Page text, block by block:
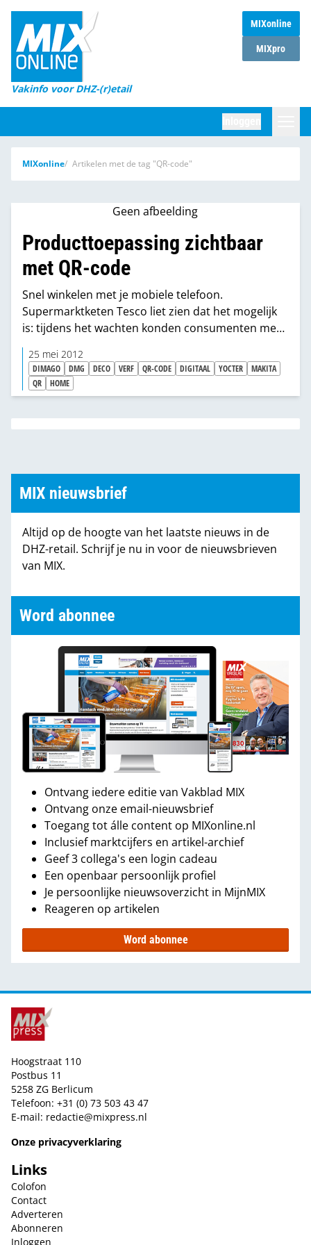
MIXonline
MIXpro
Vakinfo voor DHZ-(r)etail
Home
Magazines
DHZ Sessie
Marktcijfers
Word abonnee
Partners
MIXonline Artikelen met de tag "QR-code"
Geen afbeelding
Producttoepassing zichtbaar
met QR-code
Snel winkelen met je mobiele telefoon.
Supermarktketen Tesco liet zien dat het mogelijk
is: tijdens het wachten konden consumenten met
behulp van hun smartphone in Zuid-Koreaanse
metrostations QR-codes scannen en de
bijbehorende producten aanschaffen. De
winkelketen bezorgde de boodschappen bij hen
25 mei 2012
DIMAGO DMG DECO VERF QR-CODE DIGITAAL YOCTER
MAKITA
QR
HOME
MIX nieuwsbrief
Altijd op de hoogte van het laatste nieuws in de
DHZ-retail. Schrijf je nu in voor de nieuwsbrieven
van MIX.
Word abonnee
Ontvang iedere editie van Vakblad MIX
Ontvang onze email-nieuwsbrief
Toegang tot álle content op MIXonline.nl
Inclusief marktcijfers en artikel-archief
Geef 3 collega's een login cadeau
Een openbaar persoonlijk profiel
Je persoonlijke nieuwsoverzicht in MijnMIX
Reageren op artikelen
Word abonnee
Hoogstraat 110
Postbus 11
5258 ZG Berlicum
Telefoon: +31 (0) 73 503 43 47
E-mail: redactie@mixpress.nl
Onze privacyverklaring
Links
Colofon
Contact
Adverteren
Abonneren
Inloggen